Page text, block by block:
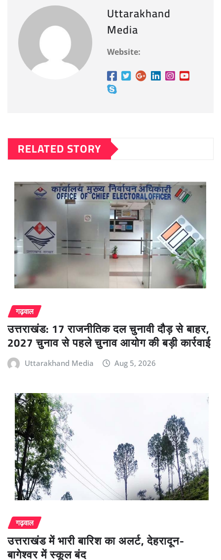
Uttarakhand
Media
Website:
RELATED STORY
गढ़वाल
उत्तराखंड: 17 राजनीतिक दल चुनावी दौड़ से बाहर,
2027 चुनाव से पहले चुनाव आयोग की बड़ी कार्रवाई
Uttarakhand Media Aug 5, 2026
गढ़वाल
उत्तराखंड में भारी बारिश का अलर्ट, देहरादून-
बागेश्वर में स्कूल बंद